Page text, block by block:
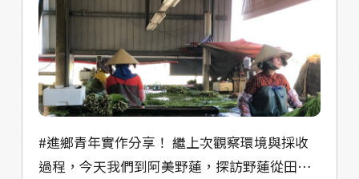
#進鄉青年實作分享！ 繼上次觀察環境與採收
過程，今天我們到阿美野蓮，探訪野蓮從田中